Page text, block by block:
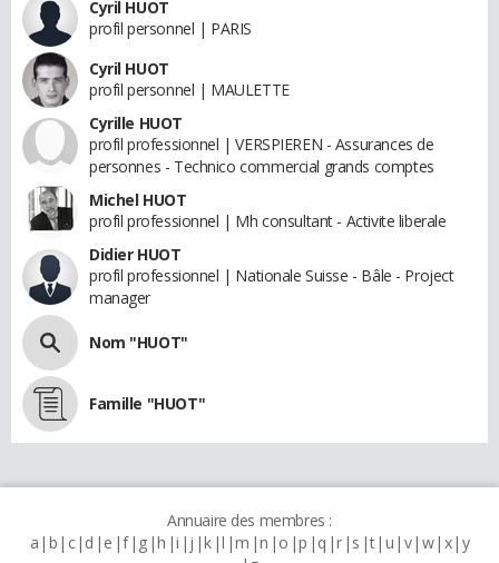
Cyril HUOT
profil personnel | PARIS
Cyril HUOT
profil personnel | MAULETTE
Cyrille HUOT
profil professionnel | VERSPIEREN - Assurances de
personnes - Technico commercial grands comptes
Michel HUOT
profil professionnel | Mh consultant - Activite liberale
Didier HUOT
profil professionnel | Nationale Suisse - Bâle - Project
manager
Nom "HUOT"
Famille "HUOT"
Annuaire des membres :
a b c d e f g h i j k l m n o p q r s t u v w x y